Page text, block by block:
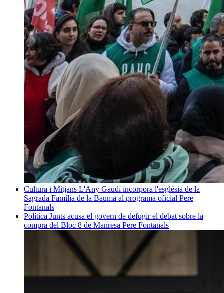
Cultura i Mitjans L'Any Gaudí incorpora l'església de la
Sagrada Família de la Bauma al programa oficial Pere
Fontanals
Política Junts acusa el govern de defugir el debat sobre la
compra del Bloc 8 de Manresa Pere Fontanals